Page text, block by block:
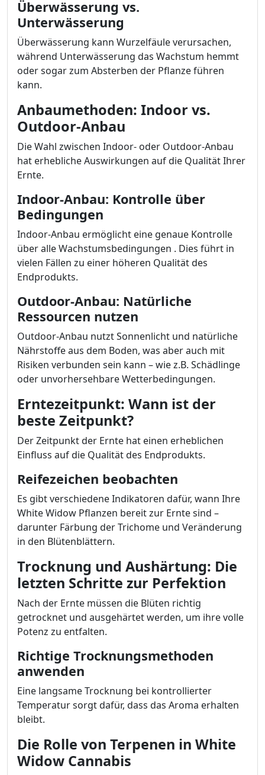
Überwässerung vs.
Unterwässerung
Überwässerung kann Wurzelfäule verursachen,
während Unterwässerung das Wachstum hemmt
oder sogar zum Absterben der Pflanze führen
kann.
Anbaumethoden: Indoor vs.
Outdoor-Anbau
Die Wahl zwischen Indoor- oder Outdoor-Anbau
hat erhebliche Auswirkungen auf die Qualität Ihrer
Ernte.
Indoor-Anbau: Kontrolle über
Bedingungen
Indoor-Anbau ermöglicht eine genaue Kontrolle
über alle Wachstumsbedingungen . Dies führt in
vielen Fällen zu einer höheren Qualität des
Endprodukts.
Outdoor-Anbau: Natürliche
Ressourcen nutzen
Outdoor-Anbau nutzt Sonnenlicht und natürliche
Nährstoffe aus dem Boden, was aber auch mit
Risiken verbunden sein kann – wie z.B. Schädlinge
oder unvorhersehbare Wetterbedingungen.
Erntezeitpunkt: Wann ist der
beste Zeitpunkt?
Der Zeitpunkt der Ernte hat einen erheblichen
Einfluss auf die Qualität des Endprodukts.
Reifezeichen beobachten
Es gibt verschiedene Indikatoren dafür, wann Ihre
White Widow Pflanzen bereit zur Ernte sind –
darunter Färbung der Trichome und Veränderung
in den Blütenblättern.
Trocknung und Aushärtung: Die
letzten Schritte zur Perfektion
Nach der Ernte müssen die Blüten richtig
getrocknet und ausgehärtet werden, um ihre volle
Potenz zu entfalten.
Richtige Trocknungsmethoden
anwenden
Eine langsame Trocknung bei kontrollierter
Temperatur sorgt dafür, dass das Aroma erhalten
bleibt.
Die Rolle von Terpenen in White
Widow Cannabis